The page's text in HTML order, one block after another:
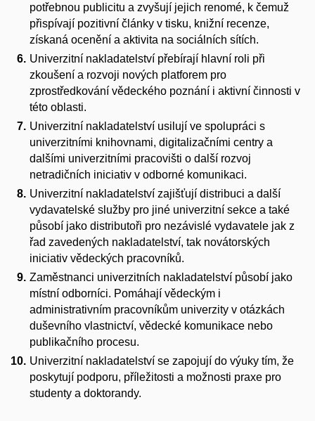
potřebnou publicitu a zvyšují jejich renomé, k čemuž
přispívají pozitivní články v tisku, knižní recenze,
získaná ocenění a aktivita na sociálních sítích.
Univerzitní nakladatelství přebírají hlavní roli při
zkoušení a rozvoji nových platforem pro
zprostředkování vědeckého poznání i aktivní činnosti v
této oblasti.
Univerzitní nakladatelství usilují ve spolupráci s
univerzitními knihovnami, digitalizačními centry a
dalšími univerzitními pracovišti o další rozvoj
netradičních iniciativ v odborné komunikaci.
Univerzitní nakladatelství zajišťují distribuci a další
vydavatelské služby pro jiné univerzitní sekce a také
působí jako distributoři pro nezávislé vydavatele jak z
řad zavedených nakladatelství, tak novátorských
iniciativ vědeckých pracovníků.
Zaměstnanci univerzitních nakladatelství působí jako
místní odborníci. Pomáhají vědeckým i
administrativním pracovníkům univerzity v otázkách
duševního vlastnictví, vědecké komunikace nebo
publikačního procesu.
Univerzitní nakladatelství se zapojují do výuky tím, že
poskytují podporu, příležitosti a možnosti praxe pro
studenty a doktorandy.